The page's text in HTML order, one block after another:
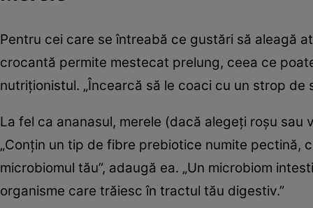
Pentru cei care se întreabă ce gustări să aleagă
crocantă permite mestecat prelung, ceea ce
nutriționistul. „Încearcă să le coaci cu un strop
La fel ca ananasul, merele (dacă alegeți roșu
„Conțin un tip de fibre prebiotice numite pectină,
microbiomul tău”, adaugă ea. „Un microbiom
organisme care trăiesc în tractul tău digestiv.”